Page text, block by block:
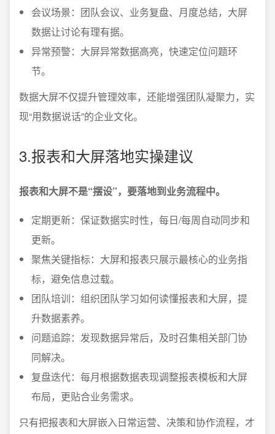
会议场景：团队会议、业务复盘、月度总结，大屏
数据让讨论有理有据。
异常预警：大屏异常数据高亮，快速定位问题环
节。
数据大屏不仅提升管理效率，还能增强团队凝聚力，实
现“用数据说话”的企业文化。
3.报表和大屏落地实操建议
报表和大屏不是“摆设”，要落地到业务流程中。
定期更新：保证数据实时性，每日/每周自动同步和
更新。
聚焦关键指标：大屏和报表只展示最核心的业务指
标，避免信息过载。
团队培训：组织团队学习如何读懂报表和大屏，提
升数据素养。
问题追踪：发现数据异常后，及时召集相关部门协
同解决。
复盘迭代：每月根据数据表现调整报表模板和大屏
布局，更贴合业务需求。
只有把报表和大屏嵌入日常运营、决策和协作流程，才